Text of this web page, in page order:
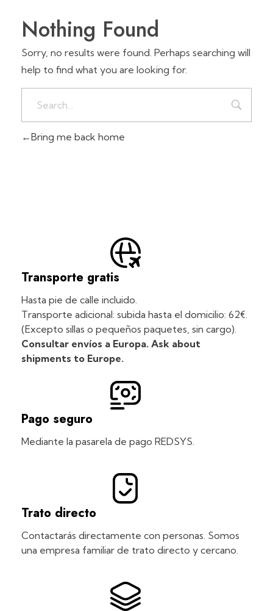
Nothing Found
Sorry, no results were found. Perhaps searching will
help to find what you are looking for.
Bring me back home
Transporte gratis
Hasta pie de calle incluido.
Transporte adicional: subida hasta el domicilio: 62€.
(Excepto sillas o pequeños paquetes, sin cargo).
Consultar envíos a Europa. Ask about
shipments to Europe.
Pago seguro
Mediante la pasarela de pago REDSYS.
Trato directo
Contactarás directamente con personas. Somos
una empresa familiar de trato directo y cercano.